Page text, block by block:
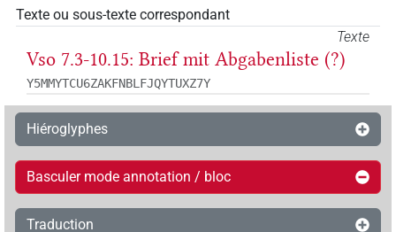
Texte ou sous-texte correspondant
Texte
Vso 7.3-10.15: Brief mit Abgabenliste (?)
Y5MMYTCU6ZAKFNBLFJQYTUXZ7Y
Hiéroglyphes
Basculer mode annotation / bloc
Traduction